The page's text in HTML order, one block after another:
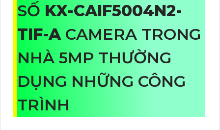
SỐ KX-CAIF5004N2-
TIF-A CAMERA TRONG
NHÀ 5MP THƯỜNG
DỤNG NHỮNG CÔNG
TRÌNH